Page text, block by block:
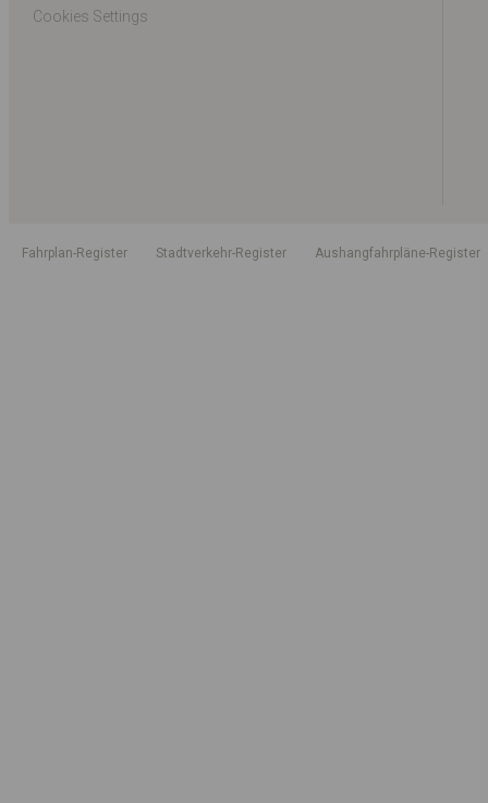
Cookies Settings
Fahrplan-Register Stadtverkehr-Register Aushangfahrpläne-Register